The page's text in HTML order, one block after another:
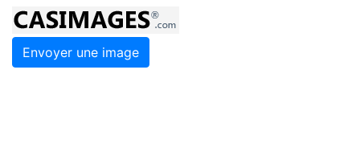
Envoyer une image